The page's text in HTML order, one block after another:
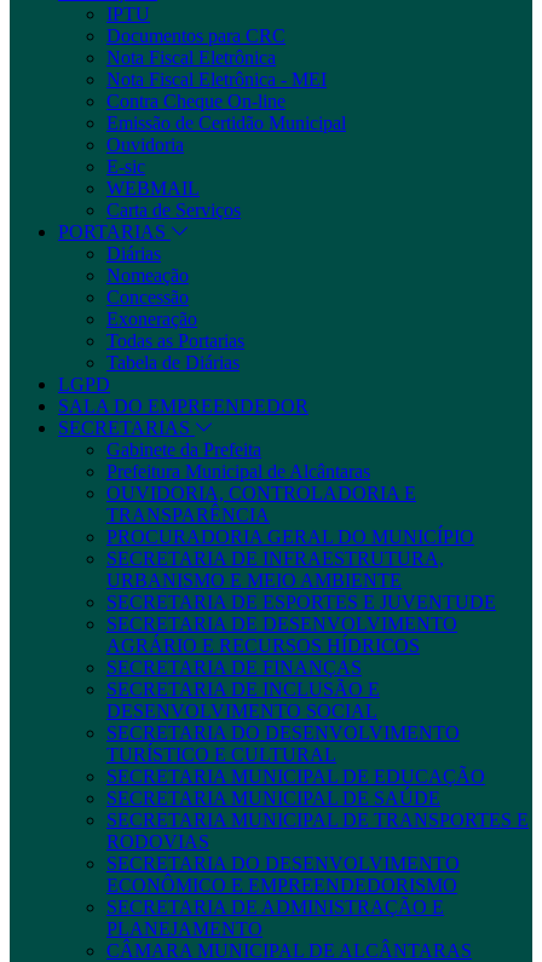
IPTU
Documentos para CRC
Nota Fiscal Eletrônica
Nota Fiscal Eletrônica - MEI
Contra Cheque On-line
Emissão de Certidão Municipal
Ouvidoria
E-sic
WEBMAIL
Carta de Serviços
PORTARIAS
Diárias
Nomeação
Concessão
Exoneração
Todas as Portarias
Tabela de Diárias
LGPD
SALA DO EMPREENDEDOR
SECRETARIAS
Gabinete da Prefeita
Prefeitura Municipal de Alcântaras
OUVIDORIA, CONTROLADORIA E
TRANSPARÊNCIA
PROCURADORIA GERAL DO MUNICÍPIO
SECRETARIA DE INFRAESTRUTURA,
URBANISMO E MEIO AMBIENTE
SECRETARIA DE ESPORTES E JUVENTUDE
SECRETARIA DE DESENVOLVIMENTO
AGRÁRIO E RECURSOS HÍDRICOS
SECRETARIA DE FINANÇAS
SECRETARIA DE INCLUSÃO E
DESENVOLVIMENTO SOCIAL
SECRETARIA DO DESENVOLVIMENTO
TURÍSTICO E CULTURAL
SECRETARIA MUNICIPAL DE EDUCAÇÃO
SECRETARIA MUNICIPAL DE SAÚDE
SECRETARIA MUNICIPAL DE TRANSPORTES E
RODOVIAS
SECRETARIA DO DESENVOLVIMENTO
ECONÔMICO E EMPREENDEDORISMO
SECRETARIA DE ADMINISTRAÇÃO E
PLANEJAMENTO
CÂMARA MUNICIPAL DE ALCÂNTARAS